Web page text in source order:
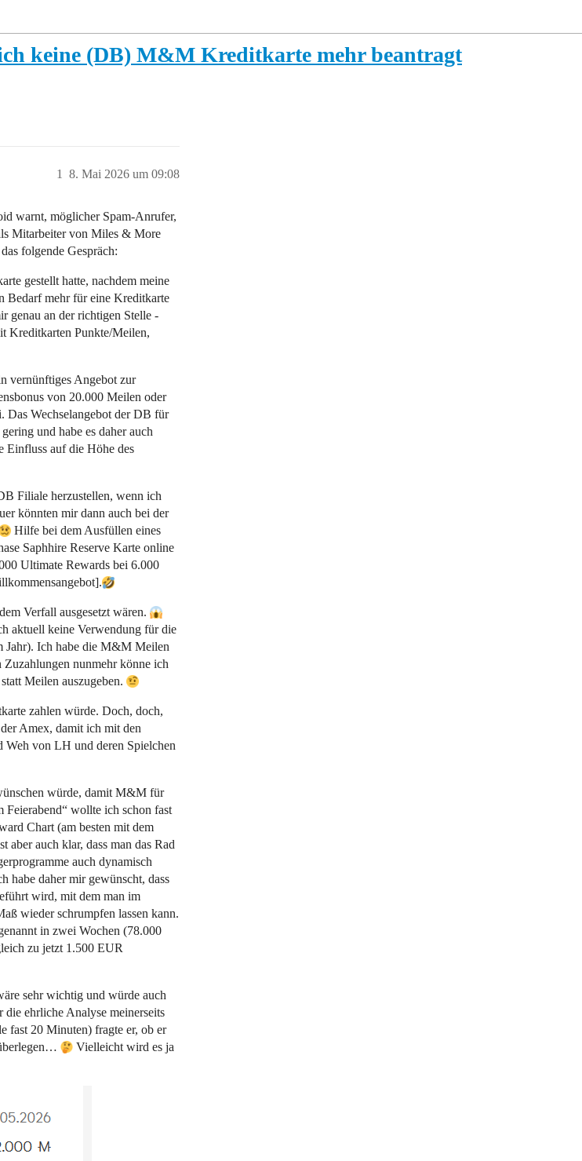
keine (DB) M&M Kreditkarte mehr beantragt
8. Mai 2026 um 09:08
1
warnt, möglicher Spam-Anrufer,
Mitarbeiter von Miles & More
folgende Gespräch:
gestellt hatte, nachdem meine
Bedarf mehr für eine Kreditkarte
genau an der richtigen Stelle -
Kreditkarten Punkte/Meilen,
vernünftiges Angebot zur
von 20.000 Meilen oder
Das Wechselangebot der DB für
und habe es daher auch
Einfluss auf die Höhe des
Filiale herzustellen, wenn ich
könnten mir dann auch bei der
Hilfe bei dem Ausfüllen eines
Saphhire Reserve Karte online
Ultimate Rewards bei 6.000
Verfall ausgesetzt wären.
aktuell keine Verwendung für die
Jahr). Ich habe die M&M Meilen
nunmehr könne ich
Meilen auszugeben.
zahlen würde. Doch, doch,
Amex, damit ich mit den
von LH und deren Spielchen
würde, damit M&M für
wollte ich schon fast
Chart (am besten mit dem
auch klar, dass man das Rad
auch dynamisch
habe daher mir gewünscht, dass
wird, mit dem man im
wieder schrumpfen lassen kann.
in zwei Wochen (78.000
zu jetzt 1.500 EUR
sehr wichtig und würde auch
ehrliche Analyse meinerseits
fast 20 Minuten) fragte er, ob er
Vielleicht wird es ja